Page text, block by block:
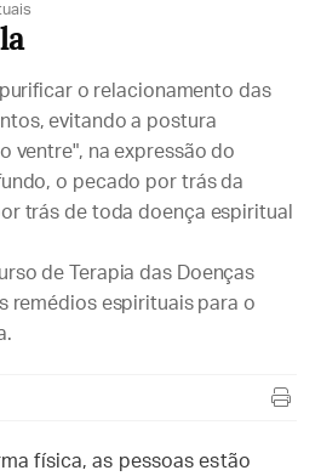
o relacionamento das
evitando a postura
ventre", na expressão do
o pecado por trás da
trás de toda doença espiritual
de Terapia das Doenças
remédios espirituais para o
física, as pessoas estão